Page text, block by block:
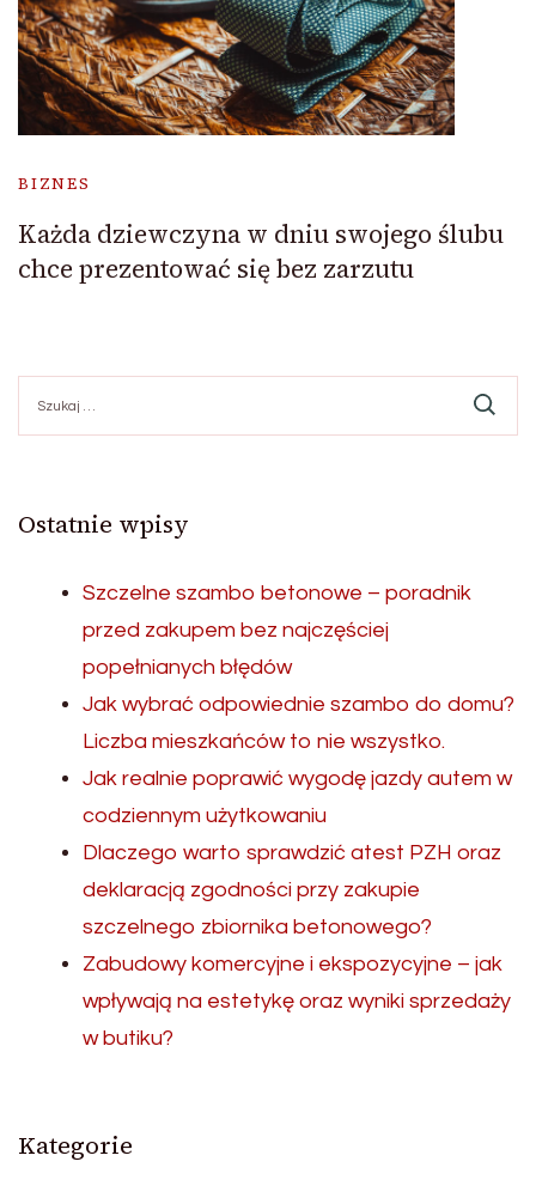
BIZNES
Każda dziewczyna w dniu swojego ślubu
chce prezentować się bez zarzutu
Ostatnie wpisy
Szczelne szambo betonowe – poradnik
przed zakupem bez najczęściej
popełnianych błędów
Jak wybrać odpowiednie szambo do domu?
Liczba mieszkańców to nie wszystko.
Jak realnie poprawić wygodę jazdy autem w
codziennym użytkowaniu
Dlaczego warto sprawdzić atest PZH oraz
deklaracją zgodności przy zakupie
szczelnego zbiornika betonowego?
Zabudowy komercyjne i ekspozycyjne – jak
wpływają na estetykę oraz wyniki sprzedaży
w butiku?
Kategorie